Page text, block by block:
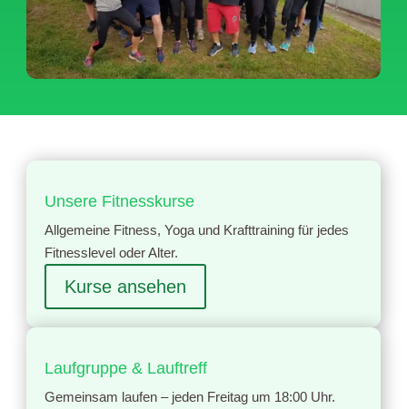
Unsere Fitnesskurse
Allgemeine Fitness, Yoga und Krafttraining für jedes
Fitnesslevel oder Alter.
Kurse ansehen
Laufgruppe & Lauftreff
Gemeinsam laufen – jeden Freitag um 18:00 Uhr.